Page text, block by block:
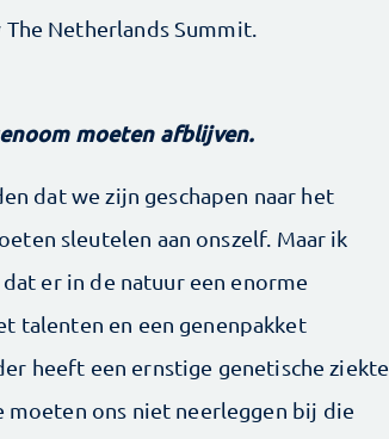
Netherlands Summit.
moeten afblijven.
dat we zijn geschapen naar het
sleutelen aan onszelf. Maar ik
er in de natuur een enorme
talenten en een genenpakket
heeft een ernstige genetische ziekte
moeten ons niet neerleggen bij die